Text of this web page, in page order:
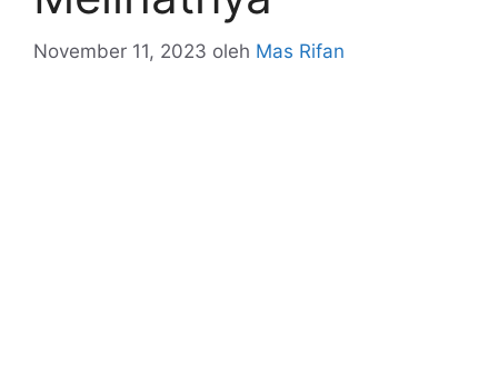
November 11, 2023 oleh Mas Rifan